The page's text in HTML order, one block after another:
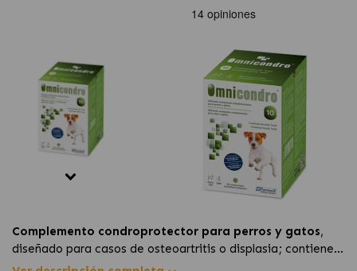
Complemento condroprotector para perros y gatos,
diseñado para casos de osteoartritis o displasia; contiene
glucosamina,condroitina , antioxidantes y extractos